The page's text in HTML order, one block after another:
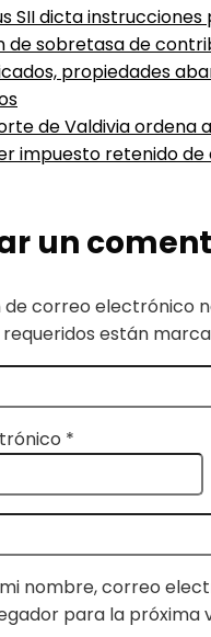
SII dicta
de sobretasa de
propiedades
de Valdivia ordena
impuesto retenido
un
de correo electrónico
están
*
nombre, correo
para la próxima